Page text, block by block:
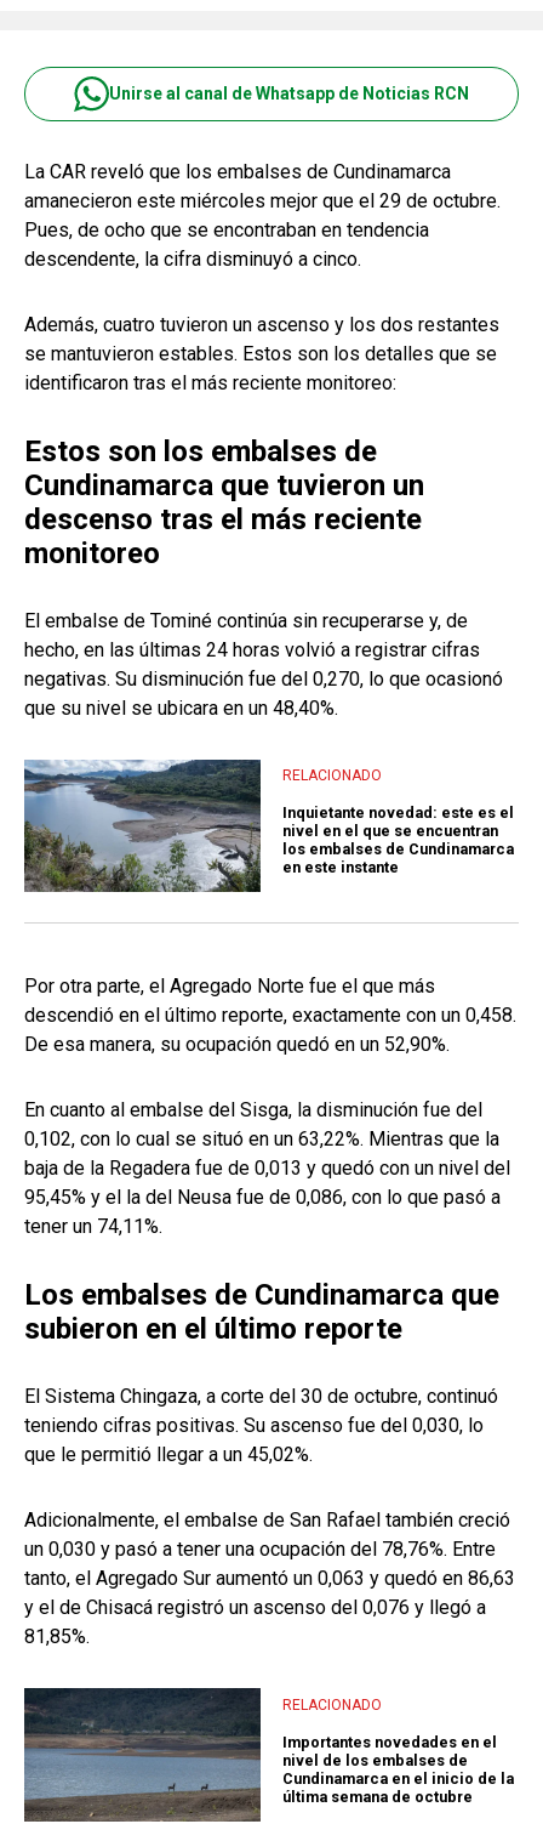
Unirse al canal de Whatsapp de Noticias RCN
La CAR reveló que los embalses de Cundinamarca
amanecieron este miércoles mejor que el 29 de octubre.
Pues, de ocho que se encontraban en tendencia
descendente, la cifra disminuyó a cinco.
Además, cuatro tuvieron un ascenso y los dos restantes
se mantuvieron estables. Estos son los detalles que se
identificaron tras el más reciente monitoreo:
Estos son los embalses de
Cundinamarca que tuvieron un
descenso tras el más reciente
monitoreo
El embalse de Tominé continúa sin recuperarse y, de
hecho, en las últimas 24 horas volvió a registrar cifras
negativas. Su disminución fue del 0,270, lo que ocasionó
que su nivel se ubicara en un 48,40%.
RELACIONADO
Inquietante novedad: este es el
nivel en el que se encuentran
los embalses de Cundinamarca
en este instante
Por otra parte, el Agregado Norte fue el que más
descendió en el último reporte, exactamente con un 0,458.
De esa manera, su ocupación quedó en un 52,90%.
En cuanto al embalse del Sisga, la disminución fue del
0,102, con lo cual se situó en un 63,22%. Mientras que la
baja de la Regadera fue de 0,013 y quedó con un nivel del
95,45% y el la del Neusa fue de 0,086, con lo que pasó a
tener un 74,11%.
Los embalses de Cundinamarca que
subieron en el último reporte
El Sistema Chingaza, a corte del 30 de octubre, continuó
teniendo cifras positivas. Su ascenso fue del 0,030, lo
que le permitió llegar a un 45,02%.
Adicionalmente, el embalse de San Rafael también creció
un 0,030 y pasó a tener una ocupación del 78,76%. Entre
tanto, el Agregado Sur aumentó un 0,063 y quedó en 86,63
y el de Chisacá registró un ascenso del 0,076 y llegó a
81,85%.
RELACIONADO
Importantes novedades en el
nivel de los embalses de
Cundinamarca en el inicio de la
última semana de octubre